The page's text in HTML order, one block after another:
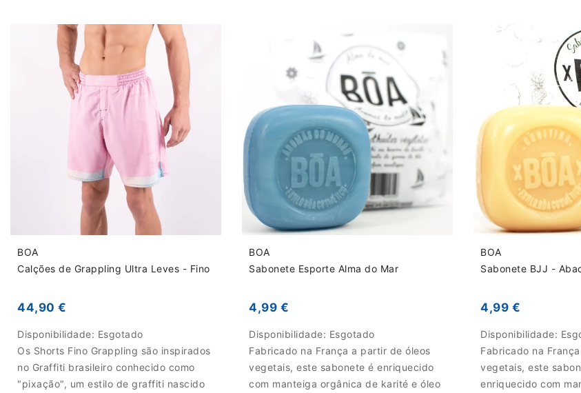
BOA
Calções de Grappling Ultra Leves - Fino
44,90 €
Disponibilidade: Esgotado
Os Shorts Fino Grappling são inspirados
no Graffiti brasileiro conhecido como
"pixação", um estilo de graffiti nascido
BOA
Sabonete Esporte Alma do Mar
4,99 €
Disponibilidade: Esgotado
Fabricado na França a partir de óleos
vegetais, este sabonete é enriquecido
com manteiga orgânica de karité e óleo
BOA
Sabonete BJJ -
4,99 €
Disponibilidade:
Fabricado na
vegetais, este
enriquecido com